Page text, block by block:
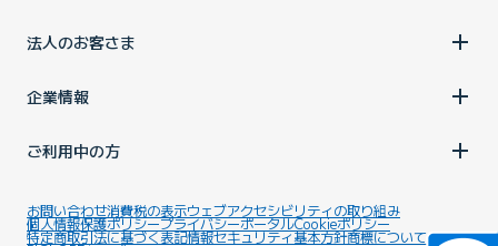
法人のお客さま
企業情報
ご利用中の方
お問い合わせ消費税の表示ウェブアクセシビリティの取り組み
個人情報保護ポリシープライバシーポータルCookieポリシー
特定商取引法に基づく表記情報セキュリティ基本方針商標について